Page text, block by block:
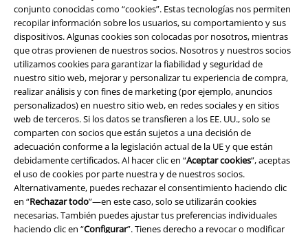
conjunto conocidas como “cookies”. Estas tecnologías nos permiten
recopilar información sobre los usuarios, su comportamiento y sus
dispositivos. Algunas cookies son colocadas por nosotros, mientras
que otras provienen de nuestros socios. Nosotros y nuestros socios
utilizamos cookies para garantizar la fiabilidad y seguridad de
nuestro sitio web, mejorar y personalizar tu experiencia de compra,
realizar análisis y con fines de marketing (por ejemplo, anuncios
personalizados) en nuestro sitio web, en redes sociales y en sitios
web de terceros. Si los datos se transfieren a los EE. UU., solo se
comparten con socios que están sujetos a una decisión de
adecuación conforme a la legislación actual de la UE y que están
debidamente certificados. Al hacer clic en “Aceptar cookies”, aceptas
el uso de cookies por parte nuestra y de nuestros socios.
Alternativamente, puedes rechazar el consentimiento haciendo clic
en “Rechazar todo”—en este caso, solo se utilizarán cookies
necesarias. También puedes ajustar tus preferencias individuales
haciendo clic en “Configurar”. Tienes derecho a revocar o modificar
Concursos
Cheques Regalo
Descuento para estudiantes
EMP Backstage Club
Sobre EMP
EMP Eventos
Programa de Afiliados